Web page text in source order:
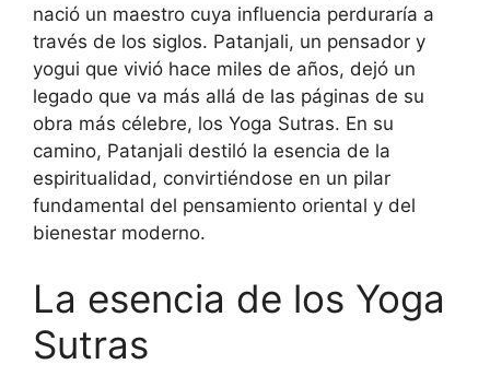
nació un maestro cuya influencia perduraría a
través de los siglos. Patanjali, un pensador y
yogui que vivió hace miles de años, dejó un
legado que va más allá de las páginas de su
obra más célebre, los Yoga Sutras. En su
camino, Patanjali destiló la esencia de la
espiritualidad, convirtiéndose en un pilar
fundamental del pensamiento oriental y del
bienestar moderno.
La esencia de los Yoga
Sutras